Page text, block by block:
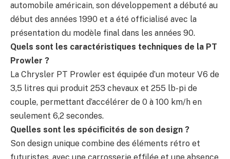
automobile américain, son développement a débuté au
début des années 1990 et a été officialisé avec la
présentation du modèle final dans les années 90.
Quels sont les caractéristiques techniques de la PT
Prowler ?
La Chrysler PT Prowler est équipée d’un moteur V6 de
3,5 litres qui produit 253 chevaux et 255 lb-pi de
couple, permettant d’accélérer de 0 à 100 km/h en
seulement 6,2 secondes.
Quelles sont les spécificités de son design ?
Son design unique combine des éléments rétro et